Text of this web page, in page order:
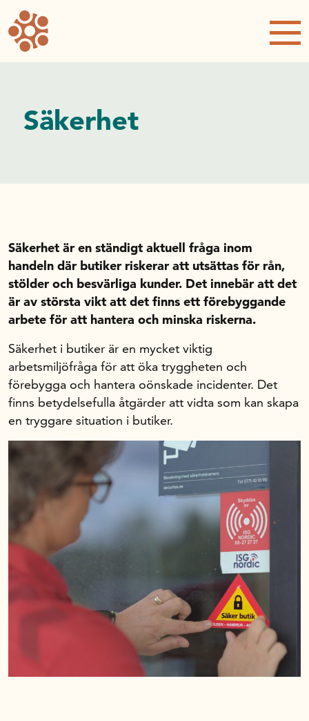
Checklistor
Systematiskt arbetsmiljöarbete
Sömnskola för handelsanställda
Utbildningar
Din arbetsplats i handeln
Hälsoeffekter av rån
Om oss
Forskning och utveckling
Kompetens och omställning
Handelns ekonomiska råd
Kalender
Handelsrådet Play
Om oss
Handelsfakta.se
In English
Säkerhet
Säkerhet är en ständigt aktuell fråga inom
handeln där butiker riskerar att utsättas för rån,
stölder och besvärliga kunder. Det innebär att det
är av största vikt att det finns ett förebyggande
arbete för att hantera och minska riskerna.
Säkerhet i butiker är en mycket viktig
arbetsmiljöfråga för att öka tryggheten och
förebygga och hantera oönskade incidenter. Det
finns betydelsefulla åtgärder att vidta som kan skapa
en tryggare situation i butiker.